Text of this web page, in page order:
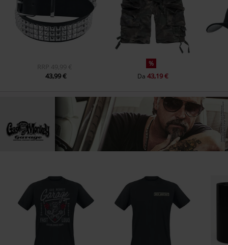
RRP 49,99 €
43,99 €
%
Da 43,19 €